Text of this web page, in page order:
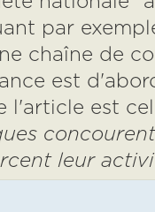
par
chaîne de
est
l'article est
leur